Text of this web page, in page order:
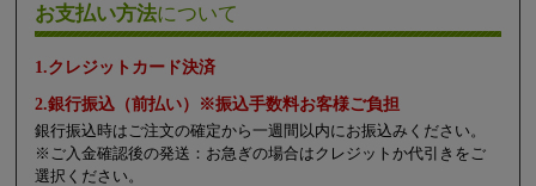
お支払い方法について
1.クレジットカード決済
2.銀行振込（前払い）※振込手数料お客様ご負担
銀行振込時はご注文の確定から一週間以内にお振込みください。
※ご入金確認後の発送：お急ぎの場合はクレジットか代引きをご
選択ください。